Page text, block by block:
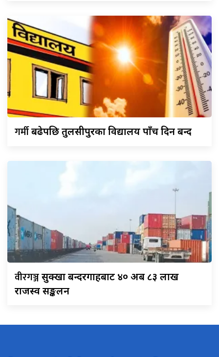
गर्मीबढेपछि तुलसीपुरका विद्यालय पाँच दिन बन्द
वीरगञ्जसुक्खा बन्दरगाहबाट ४० अर्ब ८३ लाख
राजस्व सङ्कलन